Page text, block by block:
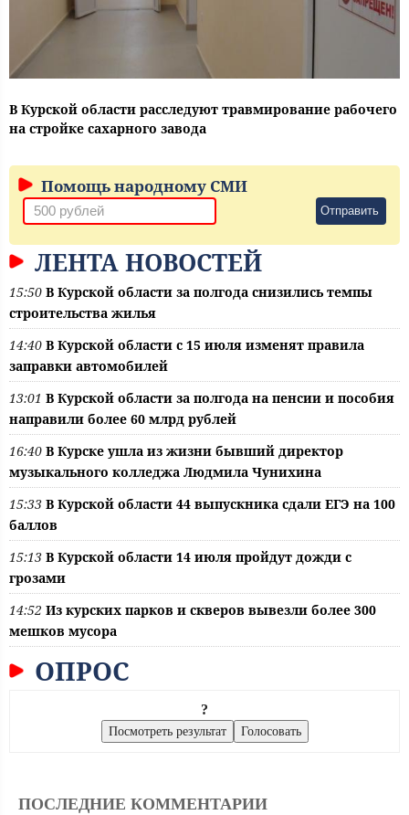
В Курской области расследуют травмирование рабочего
на стройке сахарного завода
Помощь народному СМИ
Отправить
ЛЕНТА НОВОСТЕЙ
15:50 В Курской области за полгода снизились темпы
строительства жилья
14:40 В Курской области с 15 июля изменят правила
заправки автомобилей
13:01 В Курской области за полгода на пенсии и пособия
направили более 60 млрд рублей
16:40 В Курске ушла из жизни бывший директор
музыкального колледжа Людмила Чунихина
15:33 В Курской области 44 выпускника сдали ЕГЭ на 100
баллов
15:13 В Курской области 14 июля пройдут дожди с
грозами
14:52 Из курских парков и скверов вывезли более 300
мешков мусора
ОПРОС
?
ПОСЛЕДНИЕ КОММЕНТАРИИ